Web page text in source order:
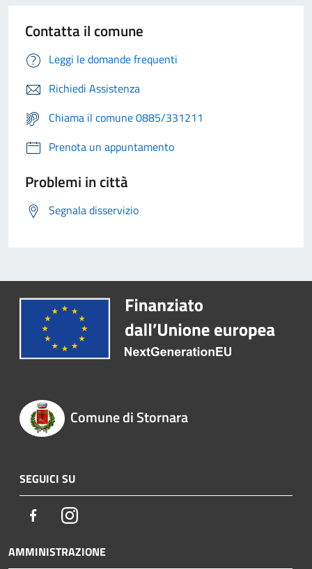
Contatta il comune
Leggi le domande frequenti
Richiedi Assistenza
Chiama il comune 0885/331211
Prenota un appuntamento
Problemi in città
Segnala disservizio
Comune di Stornara
SEGUICI SU
FacebookInstagram
AMMINISTRAZIONE